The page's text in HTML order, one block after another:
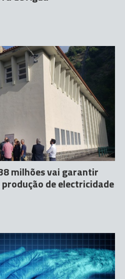
milhões vai garantir
produção de electricidade